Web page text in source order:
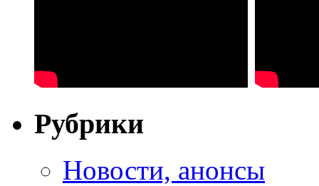
Рубрики
Новости, анонсы